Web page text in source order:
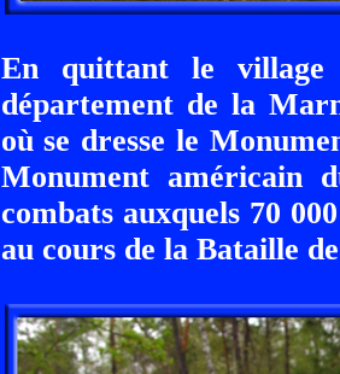
En quittant le village
département de la
où se dresse le
Monument américain
combats auxquels 70
au cours de la Bataille